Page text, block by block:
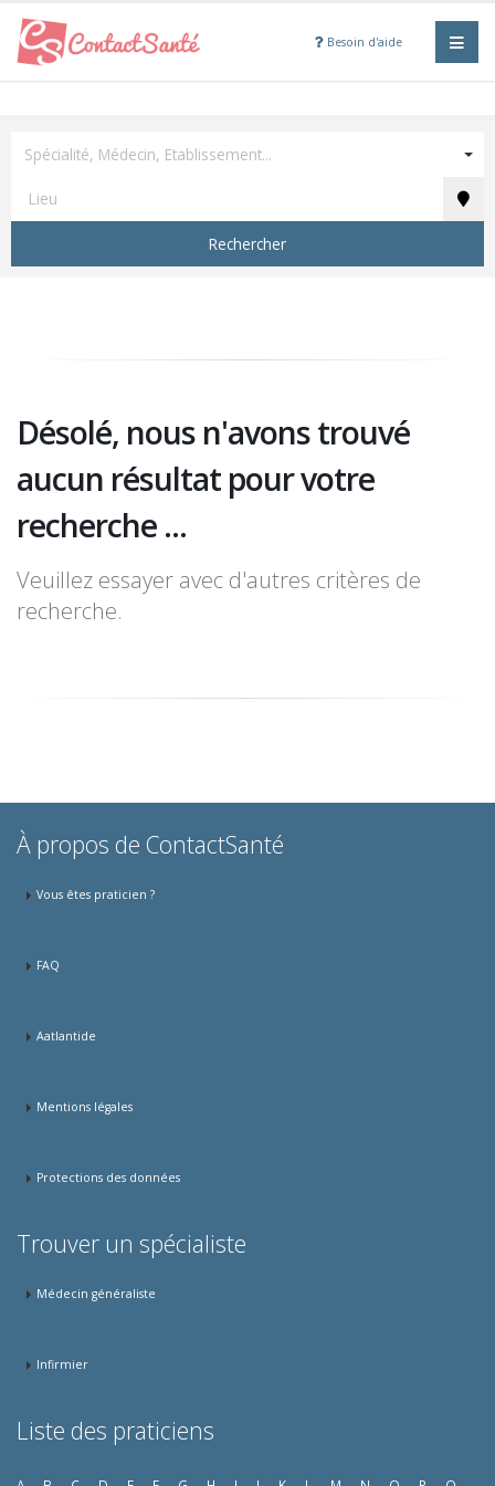
Besoin d'aide
Spécialité, Médecin, Etablissement...
Rechercher
Désolé, nous n'avons trouvé
aucun résultat pour votre
recherche ...
Veuillez essayer avec d'autres critères de
recherche.
À propos de ContactSanté
Vous êtes praticien ?
FAQ
Aatlantide
Mentions légales
Protections des données
Trouver un spécialiste
Médecin généraliste
Infirmier
Liste des praticiens